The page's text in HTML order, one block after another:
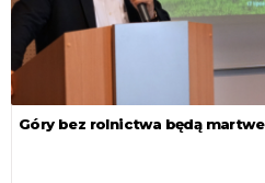
Góry bez rolnictwa będą martwe